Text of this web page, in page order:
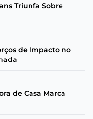
Triunfa Sobre
de Impacto no
de Casa Marca